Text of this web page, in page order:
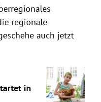
regionale
auch jetzt
in